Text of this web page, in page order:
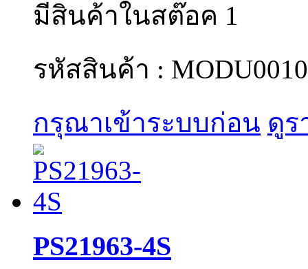
มีสินค้าในสต๊อค 1
รหัสสินค้า : MODU0010
กรุณาเข้าระบบก่อน ดูร
PS21963-4S